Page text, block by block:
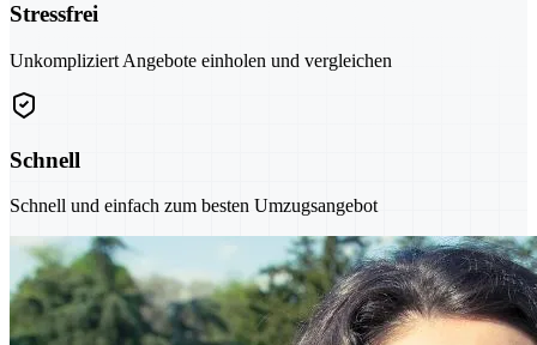
Stressfrei
Unkompliziert Angebote einholen und vergleichen
Schnell
Schnell und einfach zum besten Umzugsangebot